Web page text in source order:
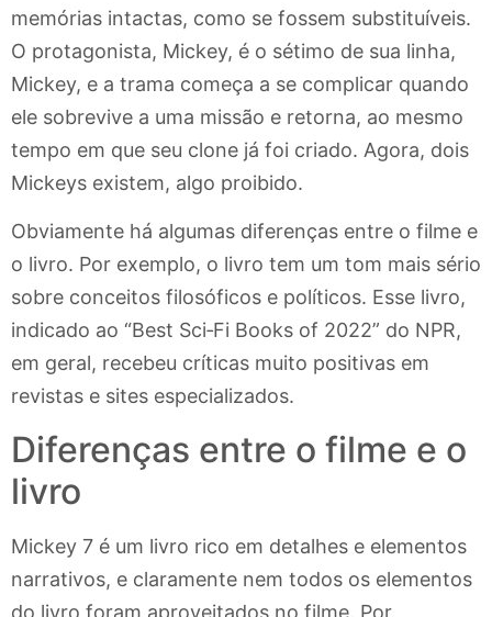
memórias intactas, como se fossem substituíveis.
O protagonista, Mickey, é o sétimo de sua linha,
Mickey, e a trama começa a se complicar quando
ele sobrevive a uma missão e retorna, ao mesmo
tempo em que seu clone já foi criado. Agora, dois
Mickeys existem, algo proibido.
Obviamente há algumas diferenças entre o filme e
o livro. Por exemplo, o livro tem um tom mais sério
sobre conceitos filosóficos e políticos. Esse livro,
indicado ao “Best Sci‑Fi Books of 2022” do NPR,
em geral, recebeu críticas muito positivas em
revistas e sites especializados.
Diferenças entre o filme e o
livro
Mickey 7 é um livro rico em detalhes e elementos
narrativos, e claramente nem todos os elementos
do livro foram aproveitados no filme. Por